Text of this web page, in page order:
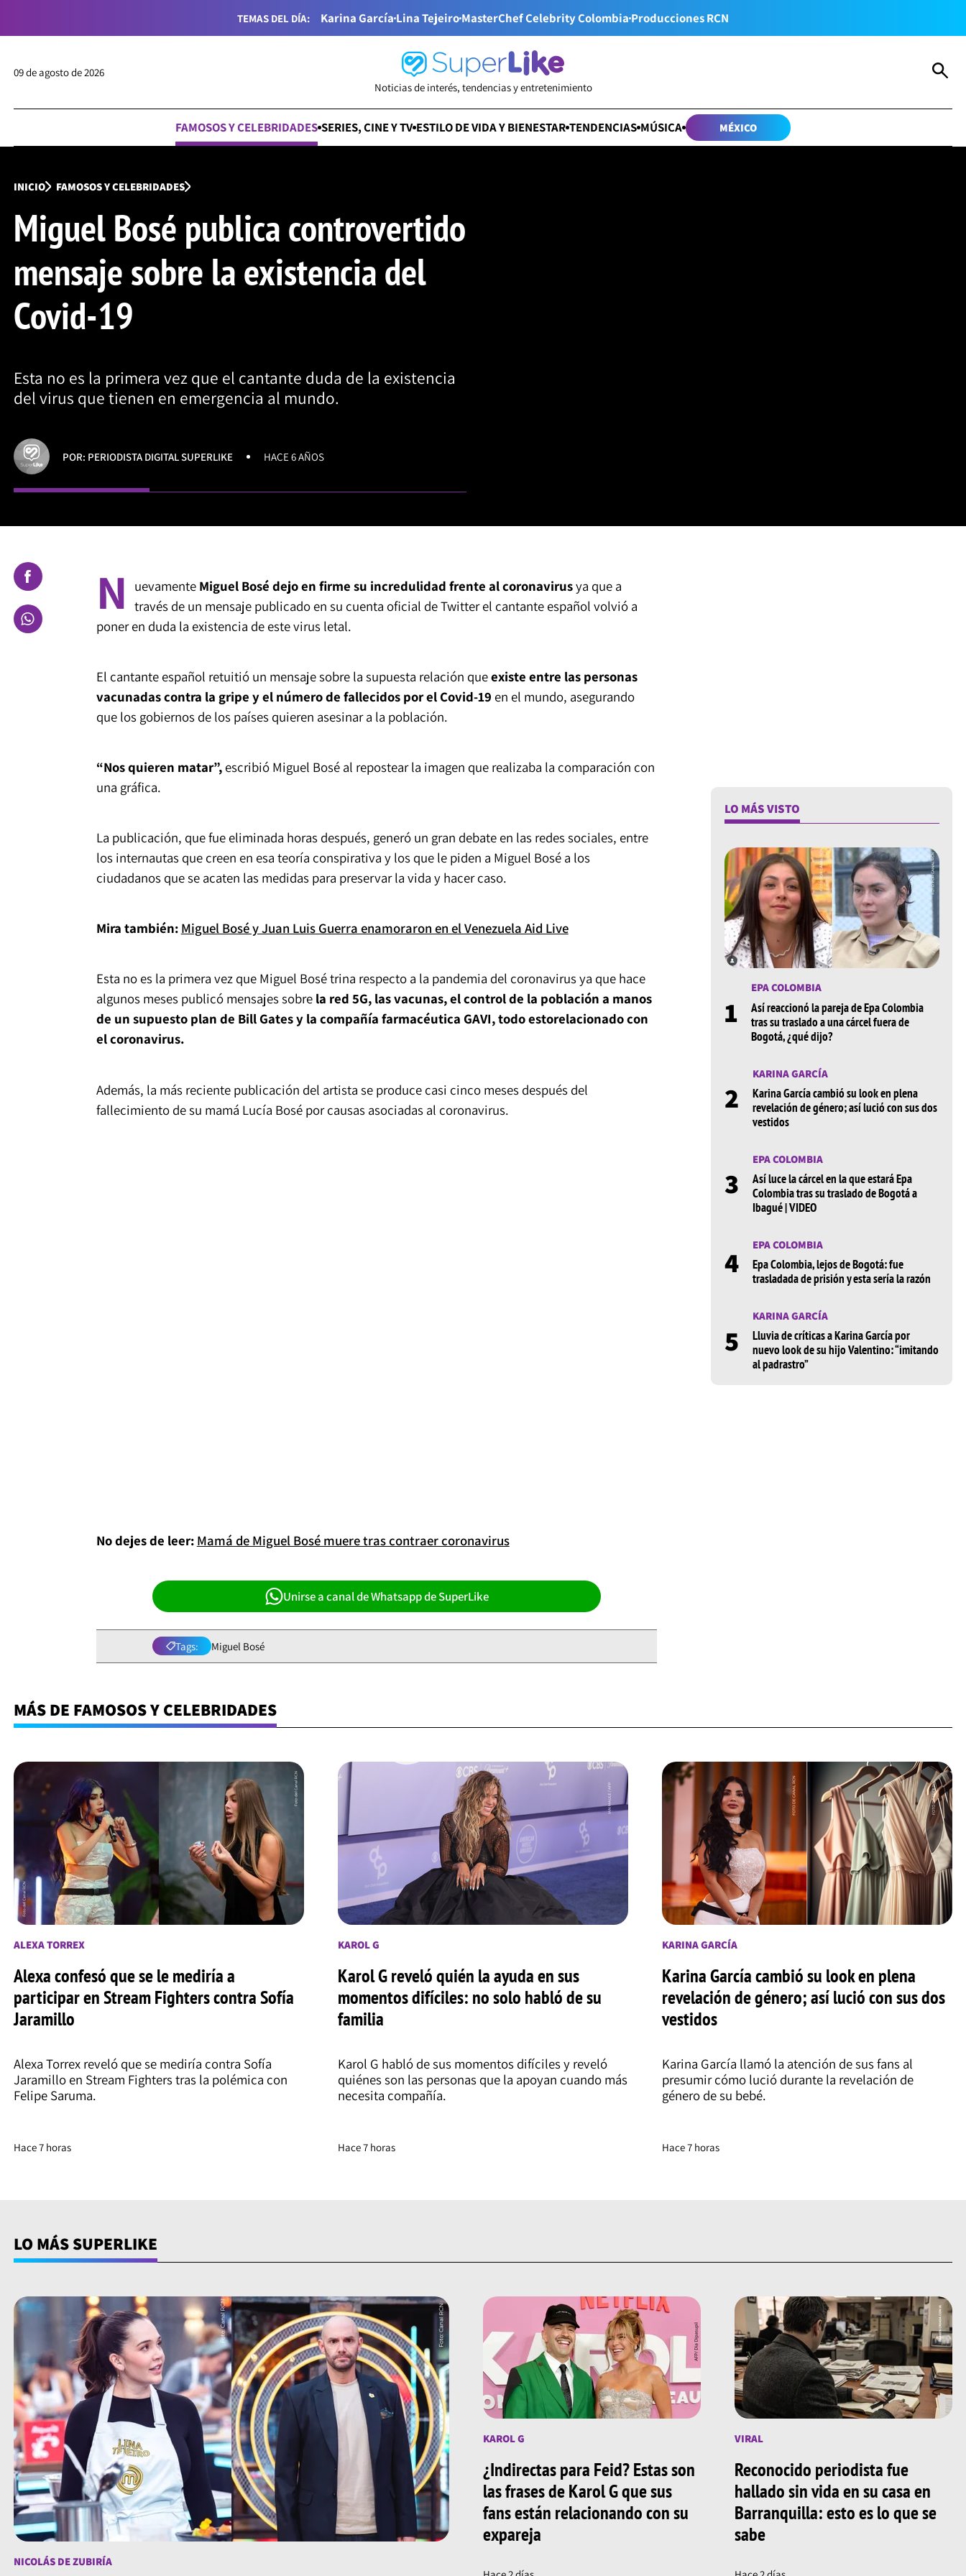
TEMAS DEL DÍA: Karina GarcíaLina TejeiroMasterChef Celebrity ColombiaProducciones RCN
09 de agosto de 2026
Noticias de interés, tendencias y entretenimiento
FAMOSOS Y CELEBRIDADES SERIES, CINE Y TV ESTILO DE VIDA Y BIENESTAR TENDENCIAS MÚSICA MÉXICO
INICIO FAMOSOS Y CELEBRIDADES
Miguel Bosé publica controvertido
mensaje sobre la existencia del
Covid-19
Esta no es la primera vez que el cantante duda de la existencia
del virus que tienen en emergencia al mundo.
POR: PERIODISTA DIGITAL SUPERLIKE HACE 6 AÑOS
N uevamente Miguel Bosé dejo en firme su incredulidad frente al coronavirusya que a
través de un mensaje publicado en su cuenta oficial de Twitter el cantante español volvió a
poner en duda la existencia de este virus letal.
El cantante español retuitió un mensaje sobre la supuesta relación queexiste entre las personas
vacunadas contra la gripe y el número de fallecidos por el Covid-19 en el mundo, asegurando
que los gobiernos de los países quieren asesinar a la población.
“Nos quieren matar”, escribió Miguel Bosé al repostear la imagen que realizaba la comparación con
una gráfica.
La publicación, que fue eliminada horas después, generó un gran debate en las redes sociales, entre
los internautas que creen en esa teoría conspirativa y los que le piden a Miguel Bosé a los
ciudadanos que se acaten las medidas para preservar la vida y hacer caso.
Mira también: Miguel Bosé y Juan Luis Guerra enamoraron en el Venezuela Aid Live
Esta no es la primera vez que Miguel Bosé trina respecto a la pandemia del coronavirus ya que hace
algunos meses publicó mensajes sobrela red 5G, las vacunas, el control de la población a manos
de un supuesto plan de Bill Gates y la compañía farmacéutica GAVI, todo estorelacionado con
el coronavirus.
Además, la más reciente publicación del artista se produce casi cinco meses después del
fallecimiento de su mamá Lucía Bosé por causas asociadas al coronavirus.
No dejes de leer: Mamá de Miguel Bosé muere tras contraer coronavirus
Unirse a canal de Whatsapp de SuperLike
Tags: Miguel Bosé
LO MÁS VISTO
1
EPA COLOMBIA
Así reaccionó la pareja de Epa Colombia
tras su traslado a una cárcel fuera de
Bogotá, ¿qué dijo?
2
KARINA GARCÍA
Karina García cambió su look en plena
revelación de género; así lució con sus dos
vestidos
3
EPA COLOMBIA
Así luce la cárcel en la que estará Epa
Colombia tras su traslado de Bogotá a
Ibagué | VIDEO
4
EPA COLOMBIA
Epa Colombia, lejos de Bogotá: fue
trasladada de prisión y esta sería la razón
5
KARINA GARCÍA
Lluvia de críticas a Karina García por
nuevo look de su hijo Valentino: “imitando
al padrastro”
MÁS DE FAMOSOS Y CELEBRIDADES
ALEXA TORREX
Alexa confesó que se le mediría a
participar en Stream Fighters contra Sofía
Jaramillo
Alexa Torrex reveló que se mediría contra Sofía
Jaramillo en Stream Fighters tras la polémica con
Felipe Saruma.
Hace 7 horas
KAROL G
Karol G reveló quién la ayuda en sus
momentos difíciles: no solo habló de su
familia
Karol G habló de sus momentos difíciles y reveló
quiénes son las personas que la apoyan cuando más
necesita compañía.
Hace 7 horas
KARINA GARCÍA
Karina García cambió su look en plena
revelación de género; así lució con sus dos
vestidos
Karina García llamó la atención de sus fans al
presumir cómo lució durante la revelación de
género de su bebé.
Hace 7 horas
LO MÁS SUPERLIKE
NICOLÁS DE ZUBIRÍA
KAROL G
¿Indirectas para Feid? Estas son
las frases de Karol G que sus
fans están relacionando con su
expareja
VIRAL
Reconocido periodista fue
hallado sin vida en su casa en
Barranquilla: esto es lo que se
sabe